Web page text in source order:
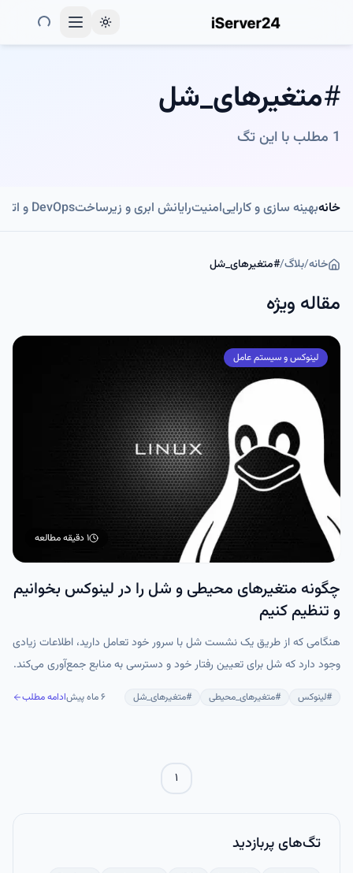
Toggle theme
#متغیرهای_شل
1 مطلب با این تگ
خانهبهینه سازی و کاراییامنیترایانش ابری و زیرساختDevOps و اتوماسیون
خانه/بلاگ/
#متغیرهای_شل
مقاله ویژه
لینوکس و سیستم عامل
۱ دقیقه مطالعه
چگونه متغیرهای محیطی و شل را در لینوکس بخوانیم
و تنظیم کنیم
هنگامی که از طریق یک نشست شل با سرور خود تعامل دارید، اطلاعات زیادی
وجود دارد که شل برای تعیین رفتار خود و دسترسی به منابع جمع‌آوری می‌کند.
#لینوکس #متغیرهای_محیطی #متغیرهای_شل ۶ ماه پیش ادامه مطلب
۱
تگ‌های پربازدید